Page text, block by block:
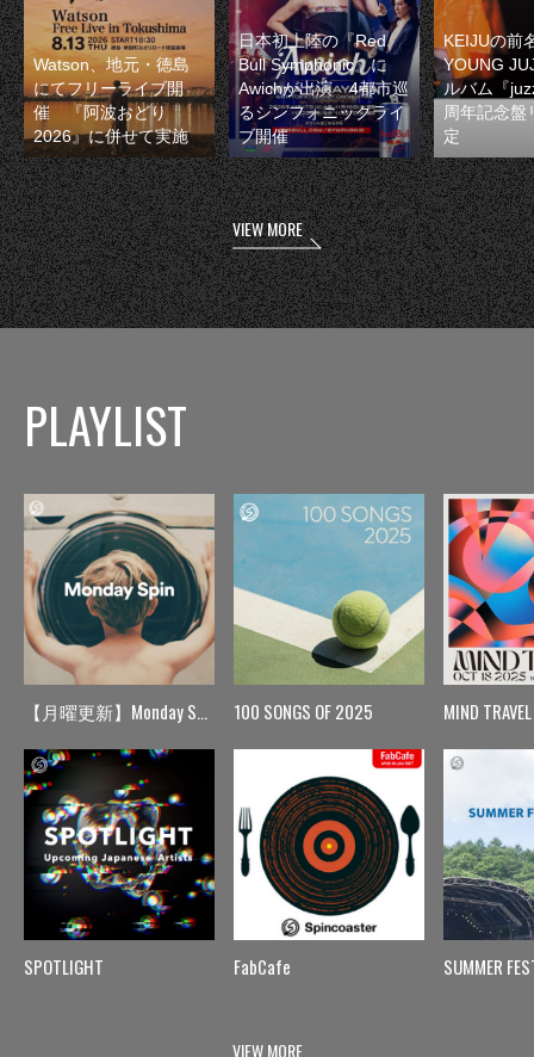
Watson、地元・徳島
にてフリーライブ開
催 『阿波おどり
2026』に併せて実施
日本初上陸の『Red
Bull Symphonic』に
Awichが出演 4都市巡
るシンフォニックライ
ブ開催
KEIJUの前
YOUNG
ルバム『
周年記念盤
定
VIEW MORE
PLAYLIST
【月曜更新】Monday Spin
SPOTLIGHT
100 SONGS OF 2025
FabCafe
MIND TRAVEL
SUMMER
VIEW MORE